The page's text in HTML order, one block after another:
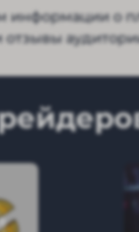
информации о
отзывы